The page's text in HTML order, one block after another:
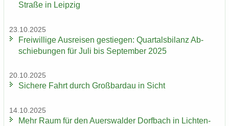
Stra­ße in Leip­zig
23.10.2025
Frei­wil­li­ge Aus­rei­sen ge­stie­gen: Quar­tals­bi­lanz Ab­
schie­bun­gen für Juli bis Sep­tem­ber 2025
20.10.2025
Si­che­re Fahrt durch Groß­bardau in Sicht
14.10.2025
Mehr Raum für den Au­ers­wal­der Dorf­bach in Lich­ten­